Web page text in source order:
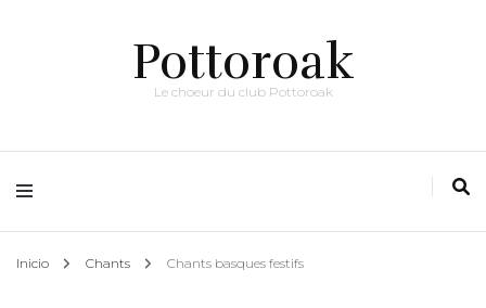
Pottoroak
Le choeur du club Pottoroak
Inicio Chants Chants basques festifs